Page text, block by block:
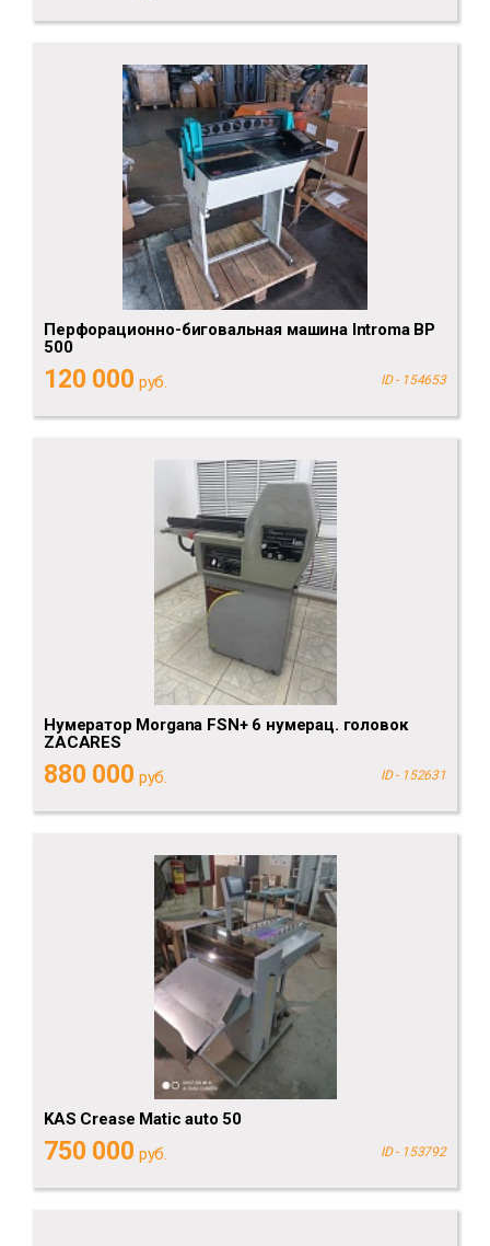
Перфорационно-биговальная машина Introma BP
500
120 000 руб. ID - 154653
Нумератор Morgana FSN+ 6 нумерац. головок
ZACARES
880 000 руб. ID - 152631
KAS Crease Matic auto 50
750 000 руб. ID - 153792